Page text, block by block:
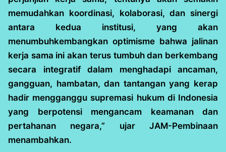
memudahkan koordinasi, kolaborasi, dan sinergi
antara kedua institusi, yang akan
menumbuhkembangkan optimisme bahwa jalinan
kerja sama ini akan terus tumbuh dan berkembang
secara integratif dalam menghadapi ancaman,
gangguan, hambatan, dan tantangan yang kerap
hadir mengganggu supremasi hukum di Indonesia
yang berpotensi mengancam keamanan dan
pertahanan negara,” ujar JAM-Pembinaan
menambahkan.